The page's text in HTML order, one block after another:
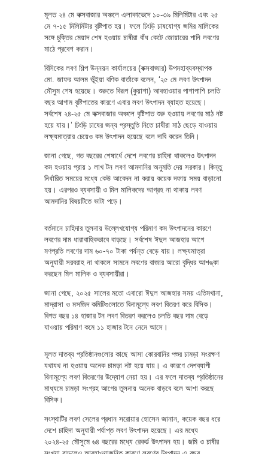
মূলত ২৪ মে কক্সবাজার অঞ্চলে এলাকাভেদে ১০-৩৯ মিলিমিটার এবং ২৫
মে ৭-১৫ মিলিমিটার বৃষ্টিপাত হয়। ফলে চিংড়ি চাষযোগ্য জমির মালিকের
সঙ্গে চুক্তির মেয়াদ শেষ হওয়ায় চাষীরা বাঁধ কেটে জোয়ারের পানি লবণের
মাঠে প্রবেশ করান।
বিসিকের লবণ শিল্প উন্নয়ন কার্যালয়ের (কক্সবাজার) উপমহাব্যবস্থাপক
মো. জাফর আলম ভূঁইয়া বণিক বার্তাকে বলেন, ‘২৫ মে লবণ উৎপাদন
মৌসুম শেষ হয়েছে। শুরুতে বিরূপ (কুয়াশা) আবহাওয়ার পাশাপাশি চলতি
বছর আগাম বৃষ্টিপাতের কারণে এবার লবণ উৎপাদন ব্যাহত হয়েছে।
সর্বশেষ ২৪-২৫ মে কক্সবাজার অঞ্চলে বৃষ্টিপাত শুরু হওয়ায় লবণের মাঠ নষ্ট
হয়ে যায়।’ চিংড়ি চাষের জন্য প্রস্তুতি নিতে চাষীরা মাঠ ছেড়ে যাওয়ায়
লক্ষ্যমাত্রার চেয়েও কম উৎপাদন হয়েছে বলে দাবি করেন তিনি।
জানা গেছে, গত বছরের শেষার্ধে দেশে লবণের চাহিদা থাকলেও উৎপাদন
কম হওয়ায় প্রায় ১ লাখ টন লবণ আমদানির অনুমতি দেয় সরকার। কিন্তু
নির্ধারিত সময়ের মধ্যে কেউ আবেদন না করায় কয়েক দফায় সময় বাড়ানো
হয়। এরপরও ব্যবসায়ী ও মিল মালিকদের আগ্রহ না থাকায় লবণ
আমদানির বিষয়টিতে ভাটা পড়ে।
বর্তমানে চাহিদার তুলনায় উল্লেখযোগ্য পরিমাণ কম উৎপাদনের কারণে
লবণের দাম ধারাবাহিকভাবে বাড়ছে। সর্বশেষ ঈদুল আজহার আগে
মণপ্রতি লবণের দাম ৬০-৭০ টাকা পর্যন্ত বেড়ে যায়। লক্ষ্যমাত্রা
অনুযায়ী সরবরাহ না থাকলে সামনে লবণের বাজার আরো বৃদ্ধির আশঙ্কা
করছেন মিল মালিক ও ব্যবসায়ীরা।
জানা গেছে, ২০২৫ সালের মতো এবারো ঈদুল আজহার সময় এতিমখানা,
মাদ্রাসা ও মসজিদ কমিটিগুলোতে বিনামূল্যে লবণ বিতরণ করে বিসিক।
বিগত বছর ১৪ হাজার টন লবণ বিতরণ করলেও চলতি বছর দাম বেড়ে
যাওয়ায় পরিমাণ কমে ১১ হাজার টনে নেমে আসে।
মূলত দাতব্য প্রতিষ্ঠানগুলোর কাছে আসা কোরবানির পশুর চামড়া সংরক্ষণ
যথাযথ না হওয়ায় অনেক চামড়া নষ্ট হয়ে যায়। এ কারণে দেশব্যাপী
বিনামূল্যে লবণ বিতরণের উদ্যোগ নেয়া হয়। এর ফলে দাতব্য প্রতিষ্ঠানের
মাধ্যমে চামড়া সংগ্রহ আগের তুলনায় অনেক বাড়বে বলে আশা করছে
বিসিক।
সংস্থাটির লবণ সেলের প্রধান সরোয়ার হোসেন জানান, কয়েক বছর ধরে
দেশে চাহিদা অনুযায়ী পর্যাপ্ত লবণ উৎপাদন হয়েছে। এর মধ্যে
২০২৪-২৫ মৌসুমে ৬৪ বছরের মধ্যে রেকর্ড উৎপাদন হয়। জমি ও চাষীর